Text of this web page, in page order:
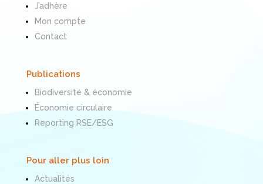
J’adhère
Mon compte
Contact
Publications
Biodiversité & économie
Économie circulaire
Reporting RSE/ESG
Pour aller plus loin
Actualités